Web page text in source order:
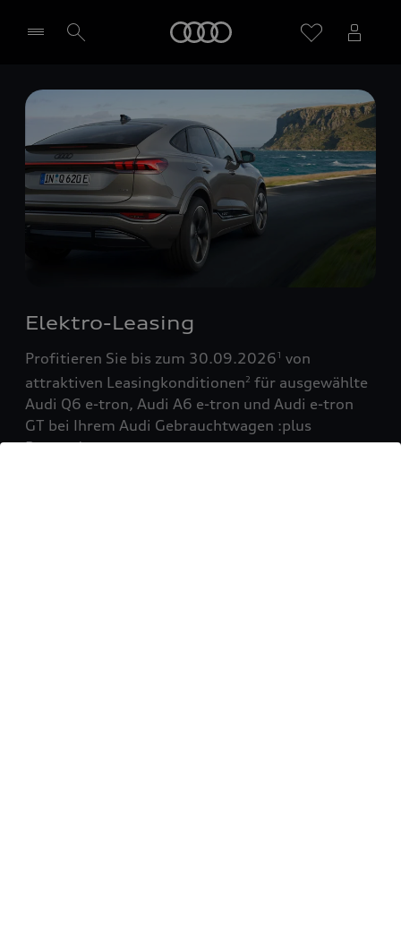
Händler wählen
Elektro-Leasing
Profitieren Sie bis zum 30.09.20261 von
attraktiven Leasingkonditionen2 für ausgewählte
Audi Q6 e-tron, Audi A6 e-tron und Audi e-tron
GT bei Ihrem Audi Gebrauchtwagen :plus
Partner!